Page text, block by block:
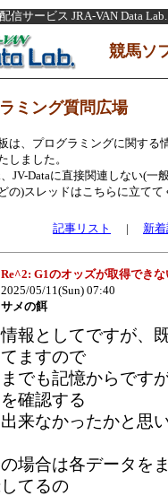
信サービス JRA-VAN Data Lab.
競馬ソ
ミング質問広場
は、プログラミングに関する
しました。
JV-Dataに直接関連しない(一
の)スレッドはこちらに立てて
記事リスト | 新
Re^2: G1のオッズが取得でき
2025/05/11(Sun) 07:40
サメの餌
報としてですが、
ますので
でも記憶からです
確認する
来なかったかと思
場合は各データを
てるの